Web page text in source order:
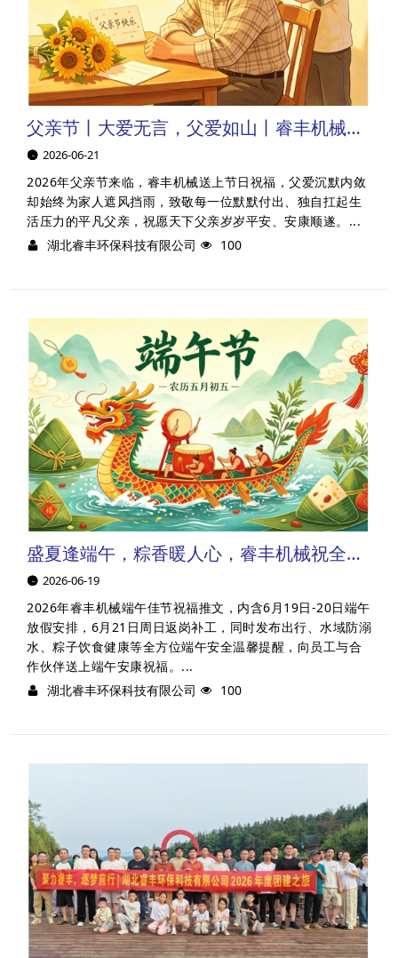
父亲节丨大爱无言，父爱如山丨睿丰机械祝天下所有父亲，节日快乐！
2026-06-21
2026年父亲节来临，睿丰机械送上节日祝福，父爱沉默内敛
却始终为家人遮风挡雨，致敬每一位默默付出、独自扛起生
活压力的平凡父亲，祝愿天下父亲岁岁平安、安康顺遂。...
湖北睿丰环保科技有限公司
100
盛夏逢端午，粽香暖人心，睿丰机械祝全体家人安康顺遂
2026-06-19
2026年睿丰机械端午佳节祝福推文，内含6月19日-20日端午
放假安排，6月21日周日返岗补工，同时发布出行、水域防溺
水、粽子饮食健康等全方位端午安全温馨提醒，向员工与合
作伙伴送上端午安康祝福。...
湖北睿丰环保科技有限公司
100